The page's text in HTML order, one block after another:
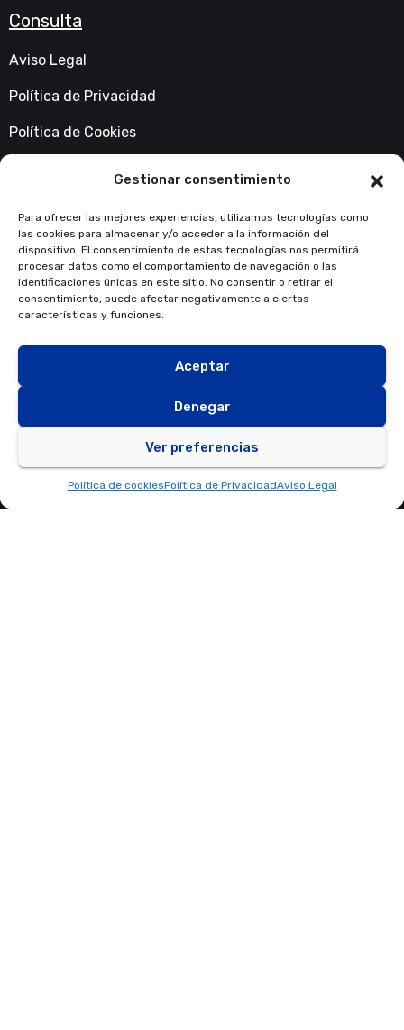
Gestionar consentimiento
Para ofrecer las mejores experiencias, utilizamos tecnologías como
las cookies para almacenar y/o acceder a la información del
dispositivo. El consentimiento de estas tecnologías nos permitirá
procesar datos como el comportamiento de navegación o las
identificaciones únicas en este sitio. No consentir o retirar el
consentimiento, puede afectar negativamente a ciertas
características y funciones.
Aceptar
Denegar
Ver preferencias
Política de cookiesPolítica de PrivacidadAviso Legal
Consulta
Aviso Legal
Política de Privacidad
Política de Cookies
Contacta con nosotros
info@fondosnextgeneration.es